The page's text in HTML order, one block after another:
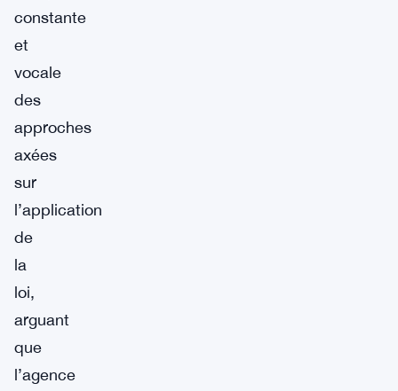
constante
et
vocale
des
approches
axées
sur
l’application
de
la
loi,
arguant
que
l’agence